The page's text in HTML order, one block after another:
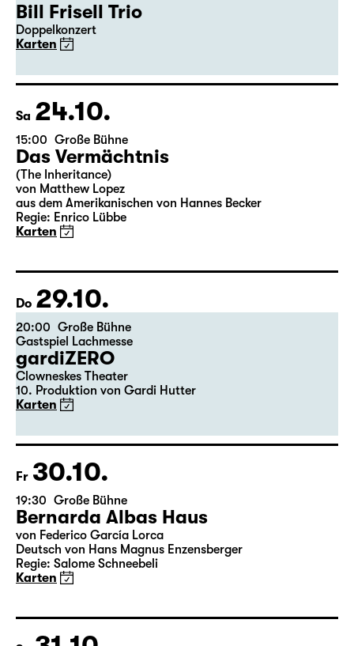
19:30
Große Bühne
Gastspiel
50. Leipziger Jazztage
Norma Winstone & Kit Downes und
Bill Frisell Trio
Doppelkonzert
Karten
Sa 24.10.
15:00 Große Bühne
Das Vermächtnis
(The Inheritance)
Regie: Enrico Lübbe
Karten
Do 29.10.
20:00 Große Bühne
Gastspiel Lachmesse
gardiZERO
Clowneskes Theater
10. Produktion von Gardi Hutter
Karten
Fr 30.10.
19:30 Große Bühne
Bernarda Albas Haus
Regie: Salome Schneebeli
Karten